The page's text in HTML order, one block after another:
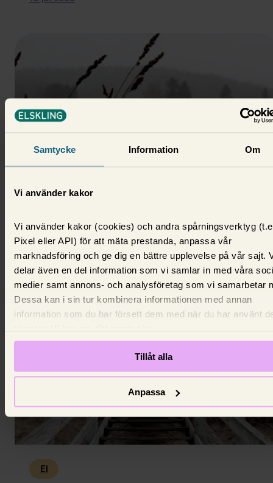
Samtycke Information Om
Vi använder kakor
Vi använder kakor (cookies) och andra spårningsverktyg
Pixel eller API) för att mäta prestanda, anpassa vår
marknadsföring och ge dig en bättre upplevelse på vår sajt.
delar även en del information som vi samlar in med våra
medier samt annons- och analysföretag som vi samarbetar
Dessa kan i sin tur kombinera informationen med annan
information som du har försett dem med när du har använt
Tillåt alla
Anpassa
El
högsta snittpriset på 10 år
Vinterkyla i kombination med isbildning på älvarna
lite blåst fick elpriserna att skjuta i höjden.
15 juli 2026, Johanna King
El